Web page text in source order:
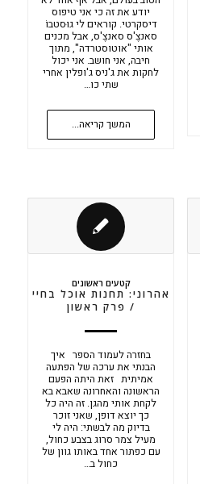
יודע את זה כי אני טיפוס
דיסקרטי. קוראים לי גוּסטבוֹ
סאנצֶ'ס סאנצֶ'ס, אבל מכנים
אותי "אוטוסטרדה", מתוך
חיבה, אני חושב. אני יכול
לחקות את ג'ניס ג'ופלין אחרי
שתי כו…
המשך קריאה...
קטעים ראשונים
אהרוני: תחנות אוכל בחיי
/ פרק ראשון
בחזרה לעמוד הספר איך
הבנתי את ערכה של הפתעה
אמיתית זאת היתה הפעם
הראשונה והאחרונה שאבא בא
לקחת אותי מהגן. זה היה כל
כך יוצא דופן, שאני זוכר
בדיוק מה לבשתי: היה לי
מעיל צמר סרוג בצבע כחול,
עם כפתור אחד באותו גוון של
כחול ב…